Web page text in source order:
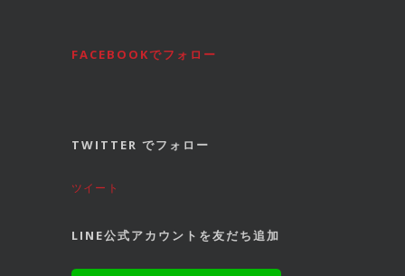
FACEBOOKでフォロー
TWITTER でフォロー
ツイート
LINE公式アカウントを友だち追加